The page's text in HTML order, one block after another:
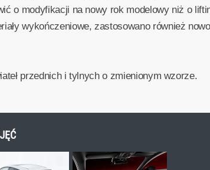
o modyfikacji na nowy rok modelowy niż o
wykończeniowe, zastosowano również
przednich i tylnych o zmienionym wzorze.